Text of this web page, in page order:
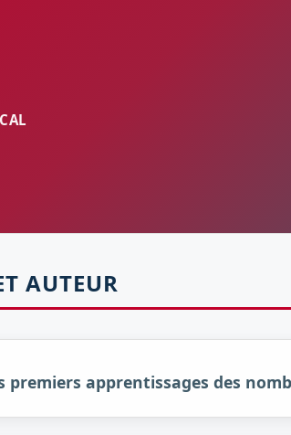
AUTEUR
premiers apprentissages des